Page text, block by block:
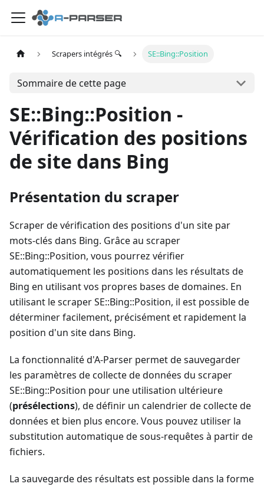
Scrapers intégrés 🔍 SE::Bing::Position
Sommaire de cette page
SE::Bing::Position -
Vérification des positions
de site dans Bing
Présentation du scraper
Scraper de vérification des positions d'un site par
mots-clés dans Bing. Grâce au scraper
SE::Bing::Position, vous pourrez vérifier
automatiquement les positions dans les résultats de
Bing en utilisant vos propres bases de domaines. En
utilisant le scraper SE::Bing::Position, il est possible de
déterminer facilement, précisément et rapidement la
position d'un site dans Bing.
La fonctionnalité d'A-Parser permet de sauvegarder
les paramètres de collecte de données du scraper
SE::Bing::Position pour une utilisation ultérieure
(présélections), de définir un calendrier de collecte de
données et bien plus encore. Vous pouvez utiliser la
substitution automatique de sous-requêtes à partir de
fichiers.
La sauvegarde des résultats est possible dans la forme